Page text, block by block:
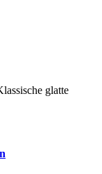
glatte